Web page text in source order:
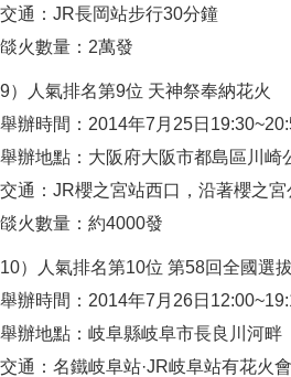
交通：JR長岡站步行30分鐘
燄火數量：2萬發
9）人氣排名第9位 天神祭奉納花火
舉辦時間：2014年7月25日
舉辦地點：大阪府大阪市都島區川崎
交通：JR櫻之宮站西口，沿著櫻之
燄火數量：約4000發
10）人氣排名第10位 第58回全國選
舉辦時間：2014年7月26日
舉辦地點：岐阜縣岐阜市長良川河畔
交通：名鐵岐阜站·JR岐阜站有花火